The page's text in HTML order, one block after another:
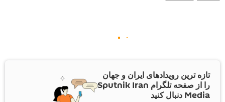
تازه ترین رویدادهای ایران و جهان
را از صفحه تلگرام Sputnik Iran
Media دنبال کنید